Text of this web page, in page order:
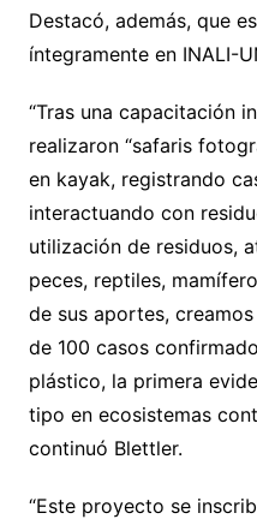
Destacó, además, que
íntegramente en INALI-
“Tras una capacitación
realizaron “safaris
en kayak, registrando
interactuando con
utilización de residuos,
peces, reptiles,
de sus aportes,
de 100 casos
plástico, la primera
tipo en ecosistemas
continuó Blettler.
“Este proyecto se